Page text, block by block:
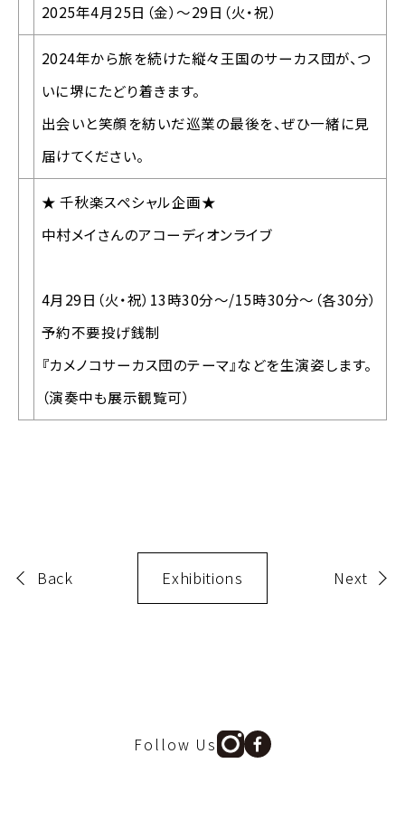
2025年4月25日（金）～29日（火・祝）
2024年から旅を続けた縦々王国のサーカス団が、つ
いに堺にたどり着きます。
出会いと笑顔を紡いだ巡業の最後を、ぜひ一緒に見
届けてください。
★ 千秋楽スペシャル企画★
中村メイさんのアコーディオンライブ
4月29日（火・祝）13時30分～/15時30分～（各30分）
予約不要投げ銭制
『カメノコサーカス団のテーマ』などを生演姿します。
（演奏中も展示観覧可）
Back Exhibitions Next
Follow Us